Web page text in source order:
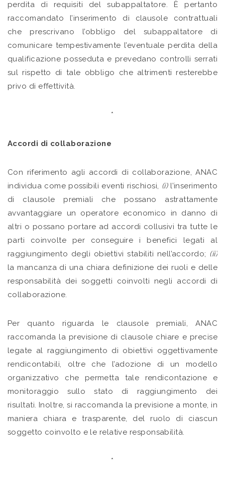
perdita di requisiti del subappaltatore. È pertanto
raccomandato l’inserimento di clausole contrattuali
che prescrivano l’obbligo del subappaltatore di
comunicare tempestivamente l’eventuale perdita della
qualificazione posseduta e prevedano controlli serrati
sul rispetto di tale obbligo che altrimenti resterebbe
privo di effettività.
*
Accordi di collaborazione
Con riferimento agli accordi di collaborazione, ANAC
individua come possibili eventi rischiosi, (i)l’inserimento
di clausole premiali che possano astrattamente
avvantaggiare un operatore economico in danno di
altri o possano portare ad accordi collusivi tra tutte le
parti coinvolte per conseguire i benefici legati al
raggiungimento degli obiettivi stabiliti nell’accordo; (ii)
la mancanza di una chiara definizione dei ruoli e delle
responsabilità dei soggetti coinvolti negli accordi di
collaborazione.
Per quanto riguarda le clausole premiali, ANAC
raccomanda la previsione di clausole chiare e precise
legate al raggiungimento di obiettivi oggettivamente
rendicontabili, oltre che l’adozione di un modello
organizzativo che permetta tale rendicontazione e
monitoraggio sullo stato di raggiungimento dei
risultati. Inoltre, si raccomanda la previsione a monte, in
maniera chiara e trasparente, del ruolo di ciascun
soggetto coinvolto e le relative responsabilità.
*